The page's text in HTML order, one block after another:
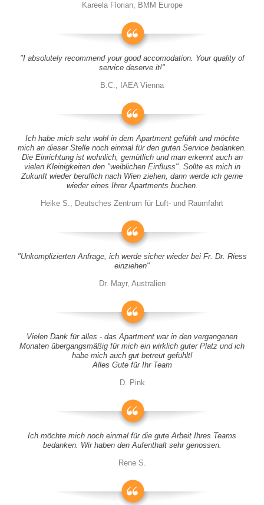
Kareela Florian, BMM Europe
"I absolutely recommend your good accomodation. Your quality of
service deserve it!"
B.C., IAEA Vienna
Ich habe mich sehr wohl in dem Apartment gefühlt und möchte
mich an dieser Stelle noch einmal für den guten Service bedanken.
Die Einrichtung ist wohnlich, gemütlich und man erkennt auch an
vielen Kleinigkeiten den "weiblichen Einfluss". Sollte es mich in
Zukunft wieder beruflich nach Wien ziehen, dann werde ich gerne
wieder eines Ihrer Apartments buchen.
Heike S., Deutsches Zentrum für Luft- und Raumfahrt
"Unkomplizierten Anfrage, ich werde sicher wieder bei Fr. Dr. Riess
einziehen"
Dr. Mayr, Australien
Vielen Dank für alles - das Apartment war in den vergangenen
Monaten übergangsmäßig für mich ein wirklich guter Platz und ich
habe mich auch gut betreut gefühlt!
Alles Gute für Ihr Team
D. Pink
Ich möchte mich noch einmal für die gute Arbeit Ihres Teams
bedanken. Wir haben den Aufenthalt sehr genossen.
Rene S.